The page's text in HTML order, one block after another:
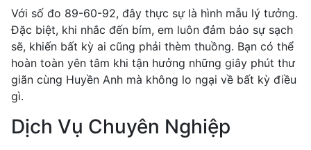
Với số đo 89-60-92, đây thực sự là hình mẫu lý tưởng.
Đặc biệt, khi nhắc đến bím, em luôn đảm bảo sự sạch
sẽ, khiến bất kỳ ai cũng phải thèm thuồng. Bạn có thể
hoàn toàn yên tâm khi tận hưởng những giây phút thư
giãn cùng Huyền Anh mà không lo ngại về bất kỳ điều
gì.
Dịch Vụ Chuyên Nghiệp